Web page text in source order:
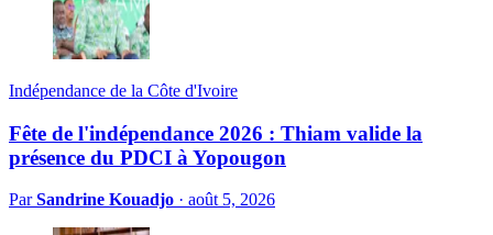
Indépendance de la Côte d'Ivoire
Fête de l'indépendance 2026 : Thiam valide la
présence du PDCI à Yopougon
ParSandrine Kouadjo · août 5, 2026